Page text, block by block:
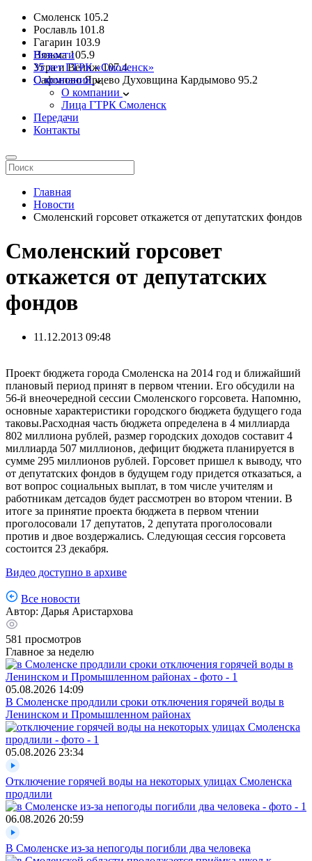
Смоленск 105.2
Рославль 101.8
Гагарин 103.9
Вязьма 105.9
Угра и Велиж 107.4
Сафоново Ярцево Духовщина Кардымово 95.2
Новости
35 лет ГТРК «Смоленск»
О компании
О компании
Лица ГТРК Смоленск
Передачи
Контакты
Главная
Новости
Смоленский горсовет откажется от депутатских фондов
Смоленский горсовет
откажется от депутатских
фондов
11.12.2013 09:48
Проект бюджета города Смоленска на 2014 год и ближайший
плановый период принят в первом чтении. Его обсудили на
56-й внеочередной сессии Смоленского горсовета. Напомню,
основные характеристики городского бюджета будущего года
таковы.Расходная часть бюджета определена в 4 миллиарда
802 миллиона рублей, размер городских доходов составит 4
миллиарда 507 миллионов, дефицит бюджета планируется в
сумме 295 миллионов рублей. Горсовет пришел к выводу, что
от депутатских фондов в будущем году придется отказаться, а
вот вопрос социальных выплат, в том числе учителям и
работникам детсадов будет рассмотрен во втором чтении. В
итоге за принятие проекта бюджета в первом чтении
проголосовали 17 депутатов, 2 депутата проголосовали
против и двое воздержались. Следующая сессия горсовета
состоится 23 декабря.
Видео доступно в архиве
Все новости
Автор: Дарья Аристархова
581 просмотров
Главное за неделю
05.08.2026 14:09
В Смоленске продлили сроки отключения горячей воды в
Ленинском и Промышленном районах
05.08.2026 23:34
Отключение горячей воды на некоторых улицах Смоленска
продлили
06.08.2026 20:59
В Смоленске из-за непогоды погибли два человека